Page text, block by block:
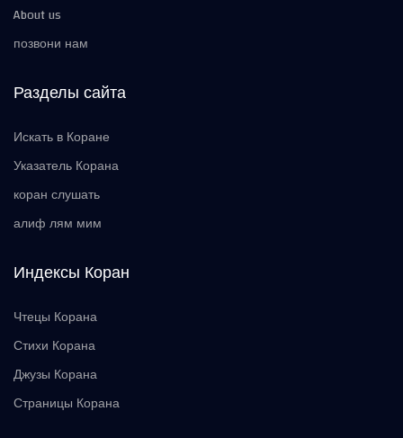
About us
позвони нам
Разделы сайта
Искать в Коране
Указатель Корана
коран слушать
алиф лям мим
Индексы Коран
Чтецы Корана
Стихи Корана
Джузы Корана
Страницы Корана